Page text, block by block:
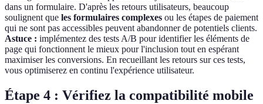
dans un formulaire. D'après les retours utilisateurs, beaucoup
soulignent que les formulaires complexes ou les étapes de paiement
qui ne sont pas accessibles peuvent abandonner de potentiels clients.
Astuce : implémentez des tests A/B pour identifier les éléments de
page qui fonctionnent le mieux pour l'inclusion tout en espérant
maximiser les conversions. En recueillant les retours sur ces tests,
vous optimiserez en continu l'expérience utilisateur.
Étape 4 : Vérifiez la compatibilité mobile